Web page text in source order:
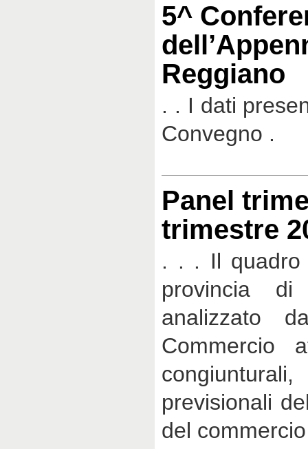
5^
Reggiano
. . I dati
Convegno .
Panel
trimestre
. . . Il quadro
provincia di
analizzato
Commercio
previsionali
del